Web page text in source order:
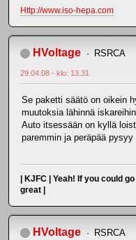
Http://www.iso-hepa.com
HVoltage RSRCA
29.04.08 - klo: 13.31
Se paketti säätö on oikein
muutoksia lähinnä
Auto itsessään on kyllä
paremmin ja peräpää pysyy
| KJFC | Yeah! If you could
great |
HVoltage RSRCA